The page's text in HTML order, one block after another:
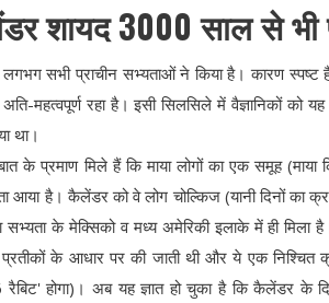
शायद 3000 साल से भी
लगभग सभी प्राचीन सभ्यताओं ने किया है। कारण स्पष्ट
महत्वपूर्ण रहा है। इसी सिलसिले में वैज्ञानिकों
था।
बात के प्रमाण मिले हैं कि माया लोगों का एक समूह
आया है। कैलेंडर को वे लोग चोल्किज (यानी दिनों का
सभ्यता के मेक्सिको व मध्य अमेरिकी इलाके में ही
के आधार पर की जाती थी और ये एक
होगा)। अब यह ज्ञात हो चुका है कि कैलेंडर के